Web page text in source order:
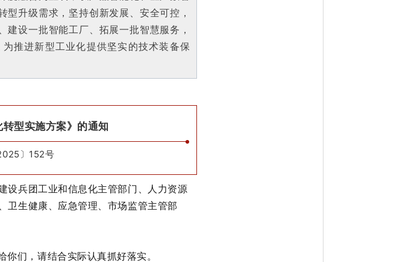
升级需求，坚持创新发展、安全可控，
设一批智能工厂、拓展一批智慧服务，
推进新型工业化提供坚实的技术装备保
型实施方案》的通知
〕152号
设兵团工业和信息化主管部门、人力资源
卫生健康、应急管理、市场监管主管部
们，请结合实际认真抓好落实。